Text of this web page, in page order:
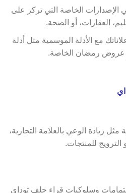
الإصدارات الخاصة التي تركز على
العقارات، أو الصحة.
مع الأدلة الموسمية مثل أدلة
أو عروض رمضان الخاصة.
مثل زيادة الوعي بالعلامة التجارية،
الترويج للمنتجات.
وسلوكيات قراء جلف توداي